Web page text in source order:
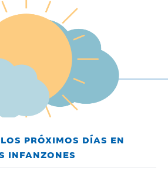
PRÓXIMOS DÍAS EN
INFANZONES